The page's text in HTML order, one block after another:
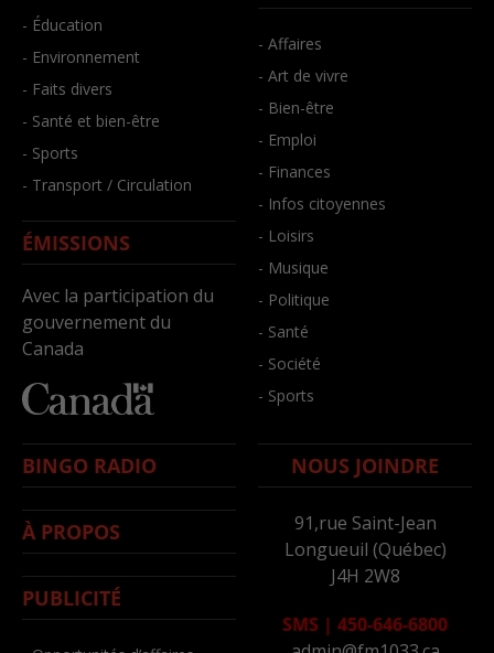
- Éducation
- Environnement
- Faits divers
- Santé et bien-être
- Sports
- Transport / Circulation
ÉMISSIONS
Avec la participation du
gouvernement du
Canada
- Affaires
- Art de vivre
- Bien-être
- Emploi
- Finances
- Infos citoyennes
- Loisirs
- Musique
- Politique
- Santé
- Société
- Sports
BINGO RADIO
À PROPOS
PUBLICITÉ
NOUS JOINDRE
91,rue Saint-Jean
Longueuil (Québec)
J4H 2W8
SMS | 450-646-6800